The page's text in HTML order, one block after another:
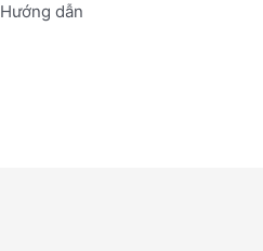
Hướng dẫn